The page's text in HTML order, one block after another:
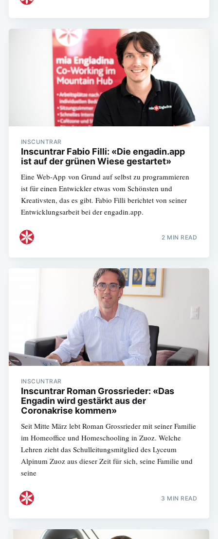
INSCUNTRAR
Inscuntrar Fabio Filli: «Die engadin.app
ist auf der grünen Wiese gestartet»
Eine Web-App von Grund auf selbst zu programmieren
ist für einen Entwickler etwas vom Schönsten und
Kreativsten, das es gibt. Fabio Filli berichtet von seiner
Entwicklungsarbeit bei der engadin.app.
2 MIN READ
INSCUNTRAR
Inscuntrar Roman Grossrieder: «Das
Engadin wird gestärkt aus der
Coronakrise kommen»
Seit Mitte März lebt Roman Grossrieder mit seiner Familie
im Homeoffice und Homeschooling in Zuoz. Welche
Lehren zieht das Schulleitungsmitglied des Lyceum
Alpinum Zuoz aus dieser Zeit für sich, seine Familie und
seine
3 MIN READ